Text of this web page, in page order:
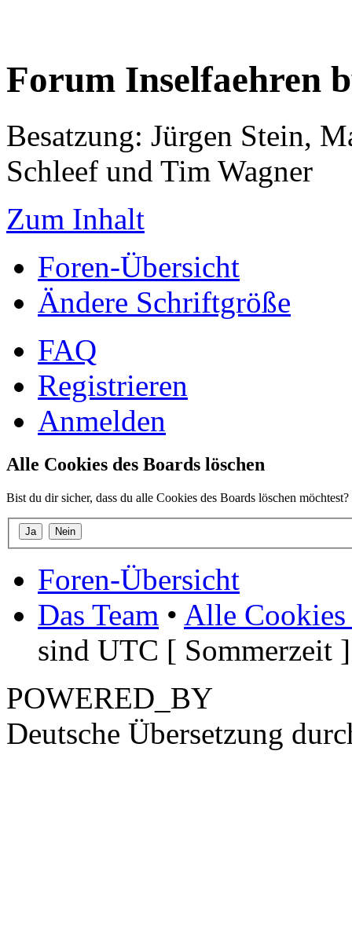
Forum Inselfaehren
Besatzung: Jürgen Stein,
Schleef und Tim Wagner
Zum Inhalt
Foren-Übersicht
Ändere Schriftgröße
FAQ
Registrieren
Anmelden
Alle Cookies des Boards löschen
Bist du dir sicher, dass du alle Cookies des Boards löschen möchtest?
Foren-Übersicht
Das Team • Alle Cookies
sind UTC [ Sommerzeit ]
POWERED_BY
Deutsche Übersetzung